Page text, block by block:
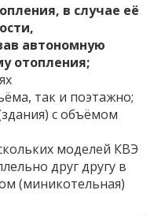
в случае её
автономную
отопления;
так и поэтажно;
с объёмом
моделей КВЭ
друг другу в
(миникотельная)